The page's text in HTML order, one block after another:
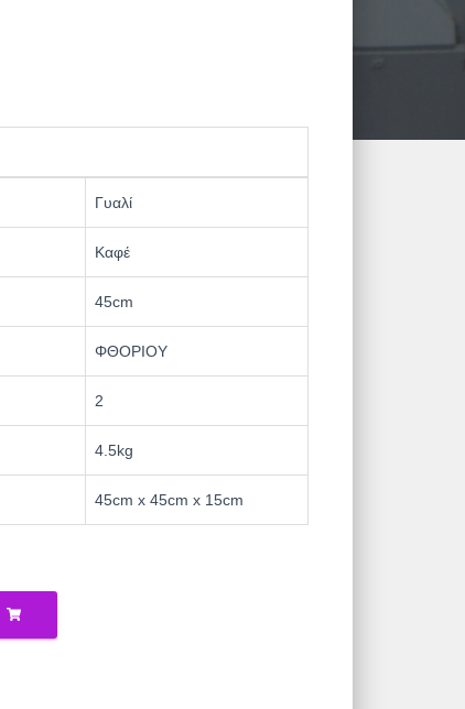
Γυαλί
Καφέ
45cm
ΦΘΟΡΙΟΥ
2
4.5kg
45cm x 45cm x 15cm